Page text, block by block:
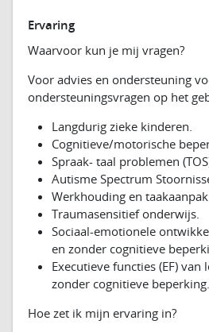
Ervaring
Waarvoor kun je mij vragen?
Voor advies en ondersteuning
ondersteuningsvragen op het
Langdurig zieke kinderen.
Cognitieve/motorische
Spraak- taal problemen
Autisme Spectrum
Werkhouding en taakaanpak.
Traumasensitief onderwijs.
Sociaal-emotionele
en zonder cognitieve
Executieve functies (EF) van
zonder cognitieve beperking.
Hoe zet ik mijn ervaring in?